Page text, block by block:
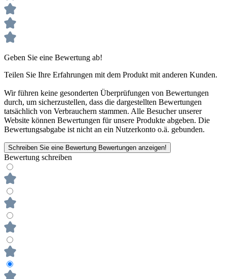
Geben Sie eine Bewertung ab!
Teilen Sie Ihre Erfahrungen mit dem Produkt mit anderen Kunden.
Wir führen keine gesonderten Überprüfungen von Bewertungen
durch, um sicherzustellen, dass die dargestellten Bewertungen
tatsächlich von Verbrauchern stammen. Alle Besucher unserer
Website können Bewertungen für unsere Produkte abgeben. Die
Bewertungsabgabe ist nicht an ein Nutzerkonto o.ä. gebunden.
Schreiben Sie eine Bewertung Bewertungen anzeigen!
Bewertung schreiben